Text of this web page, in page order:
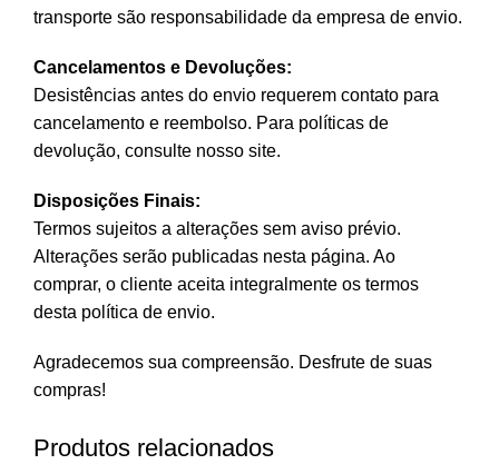
transporte são responsabilidade da empresa de envio.
Cancelamentos e Devoluções:
Desistências antes do envio requerem contato para
cancelamento e reembolso. Para políticas de
devolução, consulte nosso site.
Disposições Finais:
Termos sujeitos a alterações sem aviso prévio.
Alterações serão publicadas nesta página. Ao
comprar, o cliente aceita integralmente os termos
desta política de envio.
Agradecemos sua compreensão. Desfrute de suas
compras!
Produtos relacionados